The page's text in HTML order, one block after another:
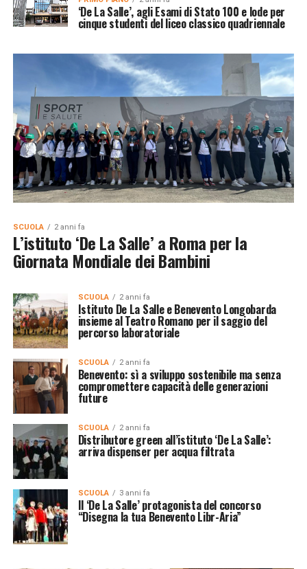
‘De La Salle’, agli Esami di Stato 100 e lode per
cinque studenti del liceo classico quadriennale
SCUOLA 2 anni fa
L’istituto ‘De La Salle’ a Roma per la
Giornata Mondiale dei Bambini
SCUOLA 2 anni fa
Istituto De La Salle e Benevento Longobarda
insieme al Teatro Romano per il saggio del
percorso laboratoriale
SCUOLA 2 anni fa
Benevento: sì a sviluppo sostenibile ma senza
compromettere capacità delle generazioni
future
SCUOLA 2 anni fa
Distributore green all’istituto ‘De La Salle’:
arriva dispenser per acqua filtrata
SCUOLA 3 anni fa
Il ‘De La Salle’ protagonista del concorso
“Disegna la tua Benevento Libr-Aria”